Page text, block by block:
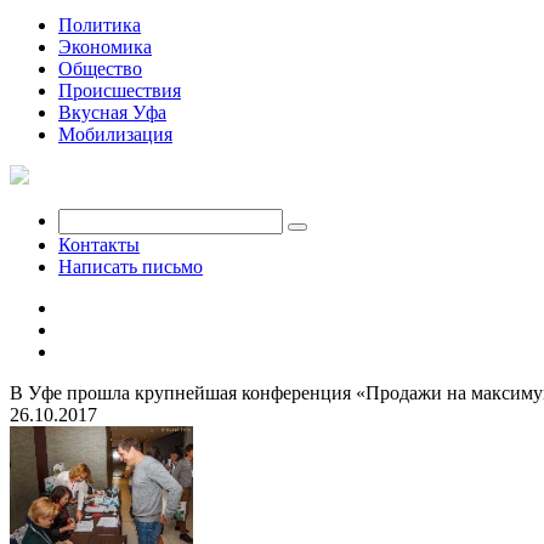
Политика
Экономика
Общество
Происшествия
Вкусная Уфа
Мобилизация
Контакты
Написать письмо
В Уфе прошла крупнейшая конференция «Продажи на
26.10.2017